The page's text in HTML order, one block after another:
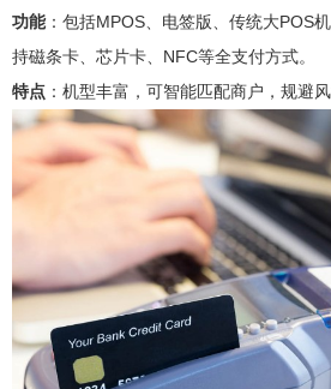
功能：包括MPOS、电签版、传统大POS
持磁条卡、芯片卡、NFC等全支付方式。
特点 ：机型丰富，可智能匹配商户，规避